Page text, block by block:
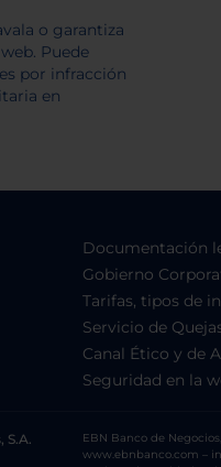
Documentación
Gobierno
Tarifas, tipos de
Servicio de
Canal Ético y de
Seguridad en la
S.A.
EBN Banco de
www.ebnbanco.com –